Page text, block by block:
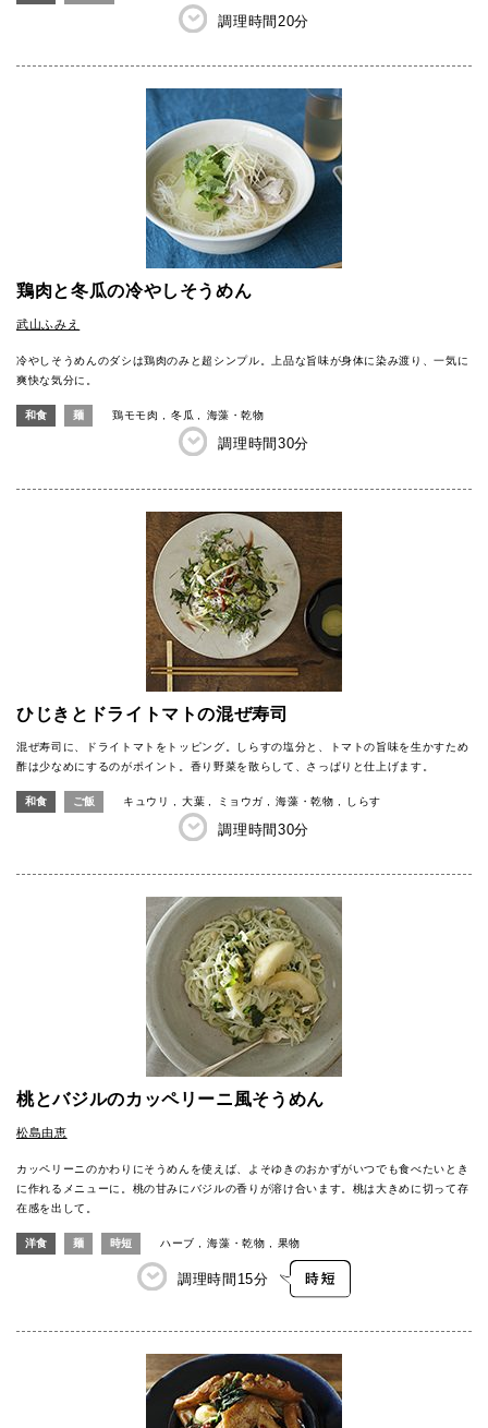
調理時間 20分
鶏肉と冬瓜の冷やしそうめん
武山ふみえ
冷やしそうめんのダシは鶏肉のみと超シンプル。上品な旨味が身体に染み渡り、一気に
爽快な気分に。
和食 麺 鶏モモ肉 冬瓜 海藻・乾物
調理時間30分
ひじきとドライトマトの混ぜ寿司
混ぜ寿司に、ドライトマトをトッピング。しらすの塩分と、トマトの旨味を生かすため
酢は少なめにするのがポイント。香り野菜を散らして、さっぱりと仕上げます。
和食 ご飯 キュウリ 大葉 ミョウガ 海藻・乾物 しらす
調理時間30分
桃とバジルのカッペリーニ風そうめん
松島由恵
カッペリーニのかわりにそうめんを使えば、よそゆきのおかずがいつでも食べたいとき
に作れるメニューに。桃の甘みにバジルの香りが溶け合います。桃は大きめに切って存
在感を出して。
洋食 麺 時短 ハーブ 海藻・乾物 果物
調理時間 15分